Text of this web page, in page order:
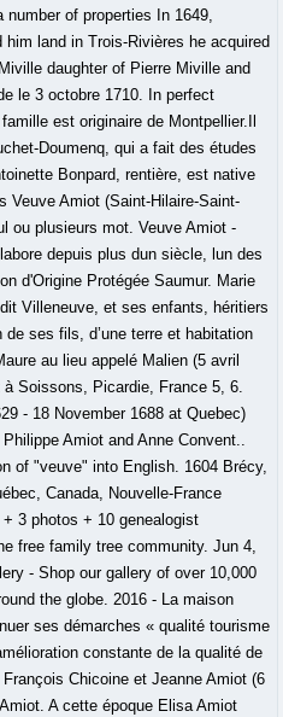
of properties In 1649,
land in Trois-Rivières he acquired
daughter of Pierre Miville and
le 3 octobre 1710. In perfect
est originaire de Montpellier.Il
Doumenq, qui a fait des études
Bonpard, rentière, est native
Veuve Amiot (Saint-Hilaire-Saint-
ou plusieurs mot. Veuve Amiot -
depuis plus dun siècle, lun des
d'Origine Protégée Saumur. Marie
Villeneuve, et ses enfants, héritiers
ses fils, d’une terre et habitation
au lieu appelé Malien (5 avril
Soissons, Picardie, France 5, 6.
- 18 November 1688 at Quebec)
Amiot and Anne Convent..
of "veuve" into English. 1604 Brécy,
Canada, Nouvelle-France
3 photos + 10 genealogist
free family tree community. Jun 4,
- Shop our gallery of over 10,000
the globe. 2016 - La maison
ses démarches « qualité tourisme
constante de la qualité de
Chicoine et Jeanne Amiot (6
A cette époque Elisa Amiot